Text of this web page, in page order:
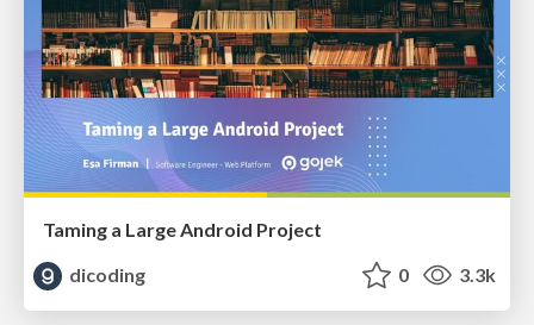
Taming a Large Android Project
dicoding
0 3.3k